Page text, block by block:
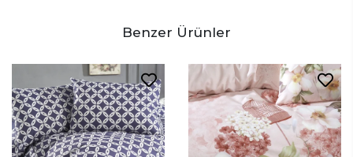
Benzer Ürünler